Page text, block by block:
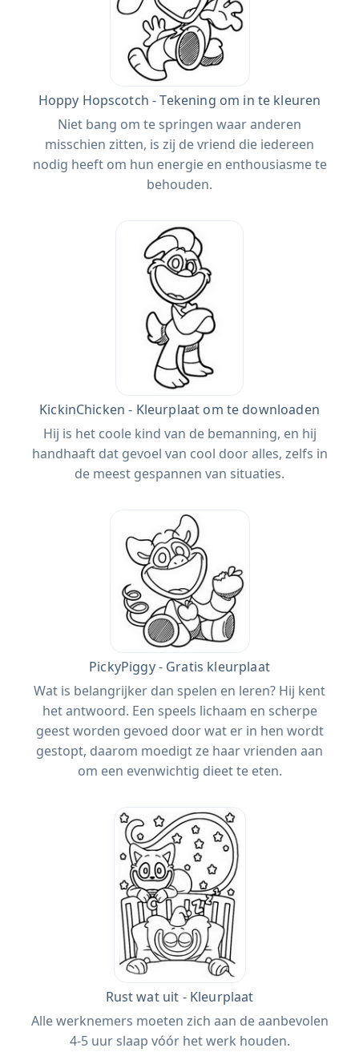
Hoppy Hopscotch - Tekening om in te kleuren
Niet bang om te springen waar anderen
misschien zitten, is zij de vriend die iedereen
nodig heeft om hun energie en enthousiasme te
behouden.
KickinChicken - Kleurplaat om te downloaden
Hij is het coole kind van de bemanning, en hij
handhaaft dat gevoel van cool door alles, zelfs in
de meest gespannen van situaties.
PickyPiggy - Gratis kleurplaat
Wat is belangrijker dan spelen en leren? Hij kent
het antwoord. Een speels lichaam en scherpe
geest worden gevoed door wat er in hen wordt
gestopt, daarom moedigt ze haar vrienden aan
om een ​​evenwichtig dieet te eten.
Rust wat uit - Kleurplaat
Alle werknemers moeten zich aan de aanbevolen
4-5 uur slaap vóór het werk houden.